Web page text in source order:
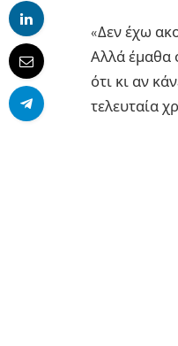
«Δεν έχω
Αλλά έμαθα
ότι κι αν
τελευταία